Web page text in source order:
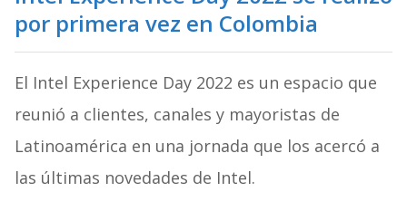
por primera vez en Colombia
El Intel Experience Day 2022 es un espacio que
reunió a clientes, canales y mayoristas de
Latinoamérica en una jornada que los acercó a
las últimas novedades de Intel.